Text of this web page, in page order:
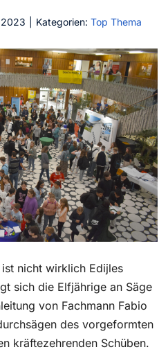
Kategorien: Top Thema
nicht wirklich Edijles
sich die Elfjährige an Säge
von Fachmann Fabio
des vorgeformten
kräftezehrenden Schüben.